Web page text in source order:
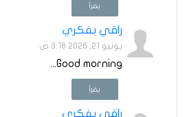
يقرأ
راقي بفكري
يونيو 21, 2026 3:16 ص
Good morning...
يقرأ
راقي بفكري